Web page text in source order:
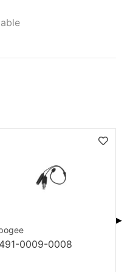
0009-0008
▶